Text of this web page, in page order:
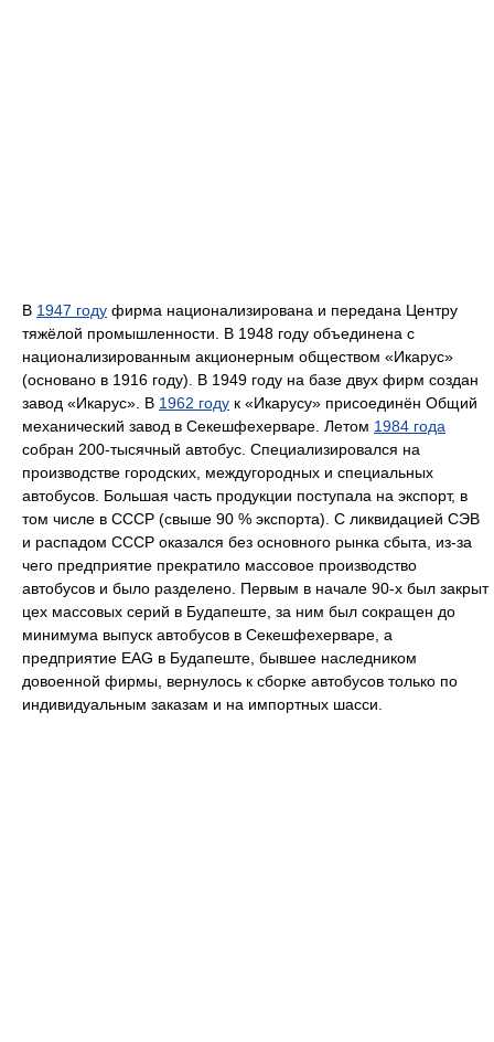
В 1947 году фирма национализирована и передана Центру
тяжёлой промышленности. В 1948 году объединена с
национализированным акционерным обществом «Икарус»
(основано в 1916 году). В 1949 году на базе двух фирм создан
завод «Икарус». В 1962 году к «Икарусу» присоединён Общий
механический завод в Секешфехерваре. Летом 1984 года
собран 200-тысячный автобус. Специализировался на
производстве городских, междугородных и специальных
автобусов. Большая часть продукции поступала на экспорт, в
том числе в СССР (свыше 90 % экспорта). С ликвидацией СЭВ
и распадом СССР оказался без основного рынка сбыта, из-за
чего предприятие прекратило массовое производство
автобусов и было разделено. Первым в начале 90-х был закрыт
цех массовых серий в Будапеште, за ним был сокращен до
минимума выпуск автобусов в Секешфехерваре, а
предприятие EAG в Будапеште, бывшее наследником
довоенной фирмы, вернулось к сборке автобусов только по
индивидуальным заказам и на импортных шасси.